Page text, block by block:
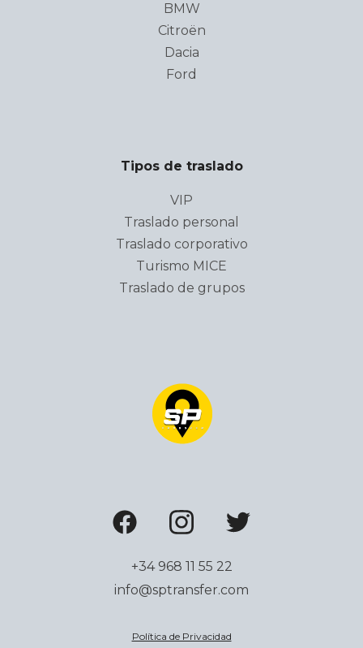
BMW
Citroën
Dacia
Ford
Tipos de traslado
VIP
Traslado personal
Traslado corporativo
Turismo MICE
Traslado de grupos
+34 968 11 55 22
info@sptransfer.com
Política de Privacidad